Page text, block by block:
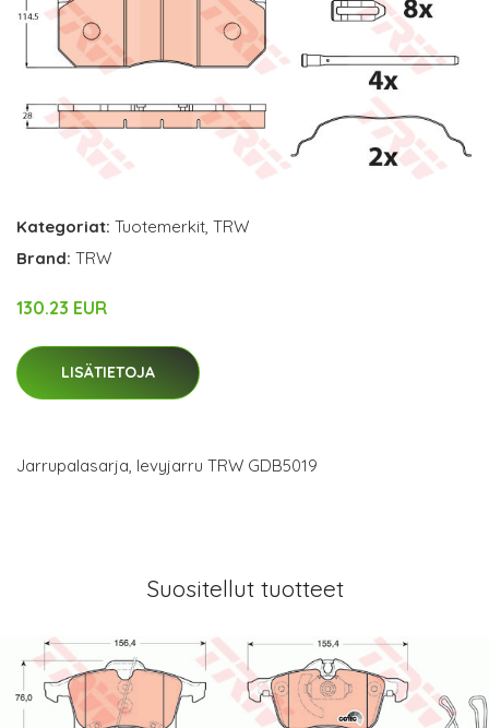
Kategoriat: Tuotemerkit, TRW
Brand: TRW
130.23 EUR
LISÄTIETOJA
Jarrupalasarja, levyjarru TRW GDB5019
Suositellut tuotteet